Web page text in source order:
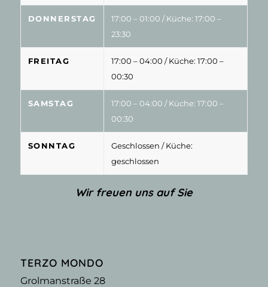
DONNERSTAG 17:00 – 01:00 / Küche: 17:00 –
23:30
FREITAG 17:00 – 04:00 / Küche: 17:00 –
00:30
SAMSTAG 17:00 – 04:00 / Küche: 17:00 –
00:30
SONNTAG Geschlossen / Küche:
geschlossen
Wir freuen uns auf Sie
TERZO MONDO
Grolmanstraße 28